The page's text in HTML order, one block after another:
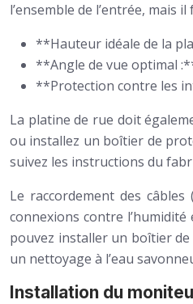
l’ensemble de l’entrée,
**Hauteur idéale de la
**Angle de vue optimal
**Protection contre les
La platine de rue doit
ou installez un boîtier de
suivez les instructions du
Le raccordement des
connexions contre
pouvez installer un boîtier
un nettoyage à l’eau
Installation du